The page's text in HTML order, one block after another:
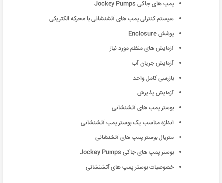
پمپ های جاکی Jockey Pumps
سیستم کنترلی پمپ های آتشنشانی با محرکه الکتریکی
پوشش Enclosure
آزمایش های منظم مورد نیاز
آزمایش جریان آب
بازرسی کامل واحد
آزمایش پذیرش
بوستر پمپ های آتشنشانی
اندازه مناسب یک بوستر پمپ آتشنشانی
متریال بوستر پمپ های آتشنشانی
بوستر پمپ های جاکی Jockey Pumps
خصوصیات بوستر پمپ های آتشنشانی